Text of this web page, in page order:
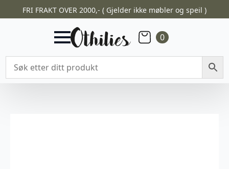
FRI FRAKT OVER 2000,- ( Gjelder ikke møbler og speil )
0